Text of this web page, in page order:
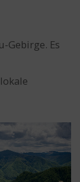
Gebirge. Es